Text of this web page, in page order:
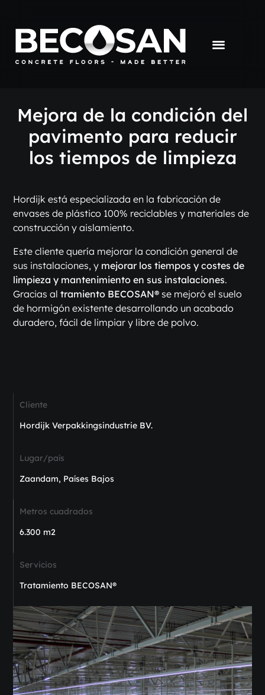
Mejora de la condición del
pavimento para reducir
los tiempos de limpieza
Hordijk está especializada en la fabricación de
envases de plástico 100% reciclables y materiales de
construcción y aislamiento.
Este cliente quería mejorar la condición general de
sus instalaciones, y mejorar los tiempos y costes de
limpieza y mantenimiento en sus instalaciones.
Gracias altramiento BECOSAN® se mejoró el suelo
de hormigón existente desarrollando un acabado
duradero, fácil de limpiar y libre de polvo.
Cliente
Hordijk Verpakkingsindustrie BV.
Lugar/país
Zaandam, Países Bajos
Metros cuadrados
6.300 m2
Servicios
Tratamiento BECOSAN®